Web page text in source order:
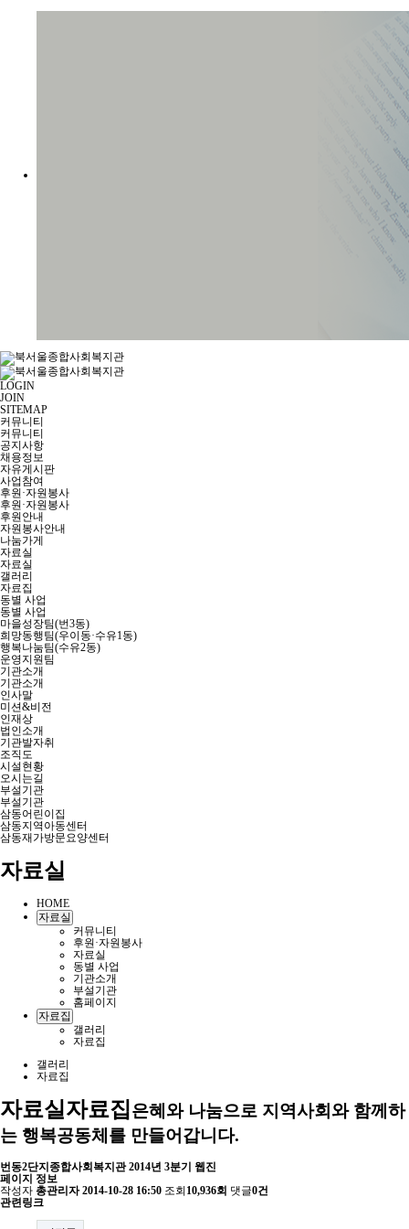
LOGIN
JOIN
SITEMAP
커뮤니티
커뮤니티
공지사항
채용정보
자유게시판
사업참여
후원·자원봉사
후원·자원봉사
후원안내
자원봉사안내
나눔가게
자료실
자료실
갤러리
자료집
동별 사업
동별 사업
마을성장팀(번3동)
희망동행팀(우이동·수유1동)
행복나눔팀(수유2동)
운영지원팀
기관소개
기관소개
인사말
미션&비전
인재상
법인소개
기관발자취
조직도
시설현황
오시는길
부설기관
부설기관
삼동어린이집
삼동지역아동센터
삼동재가방문요양센터
자료실
HOME
자료실
커뮤니티
후원·자원봉사
자료실
동별 사업
기관소개
부설기관
홈페이지
자료집
갤러리
자료집
갤러리
자료집
자료실자료집은혜와 나눔으로 지역사회와 함께하
는 행복공동체를 만들어갑니다.
번동2단지종합사회복지관 2014년 3분기 웹진
페이지 정보
작성자 총관리자 2014-10-28 16:50 조회 10,936회 댓글0건
관련링크